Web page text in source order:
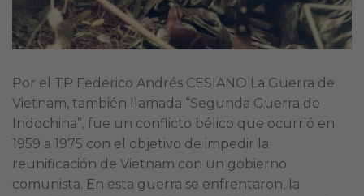
Por el TP Federico Andrés CESIANO La Guerra de
Vietnam, también llamada “Segunda Guerra de
Indochina”, fue un conflicto bélico que ocurrió en
1959 a 1975 con el objetivo de impedir la
reunificación de Vietnam con un gobierno
comunista. En esta guerra se enfrentaron, la